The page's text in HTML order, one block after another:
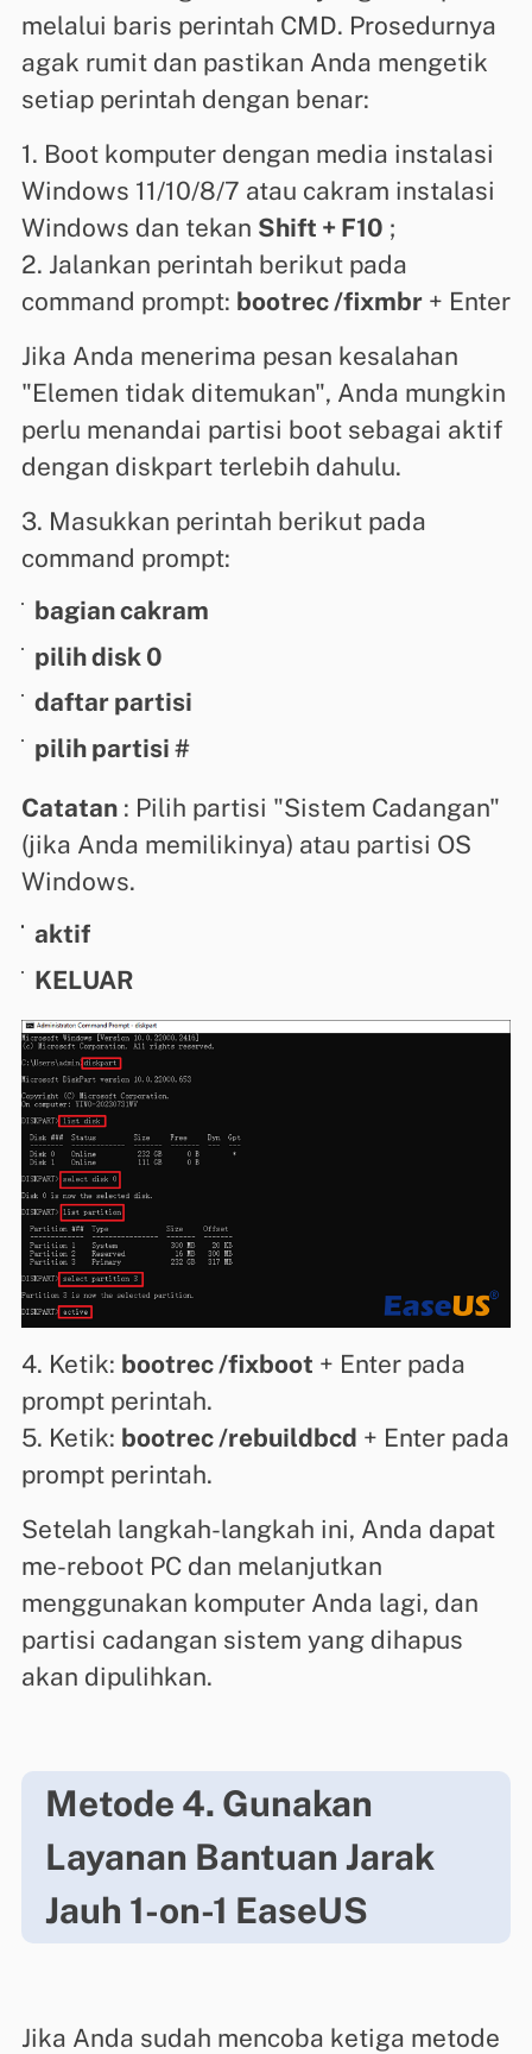
melalui baris perintah CMD. Prosedurnya
agak rumit dan pastikan Anda mengetik
setiap perintah dengan benar:
1. Boot komputer dengan media instalasi
Windows 11/10/8/7 atau cakram instalasi
Windows dan tekan Shift + F10 ;
2. Jalankan perintah berikut pada
command prompt: bootrec /fixmbr+ Enter
Jika Anda menerima pesan kesalahan
"Elemen tidak ditemukan", Anda mungkin
perlu menandai partisi boot sebagai aktif
dengan diskpart terlebih dahulu.
3. Masukkan perintah berikut pada
command prompt:
bagian cakram
pilih disk 0
daftar partisi
pilih partisi #
Catatan: Pilih partisi "Sistem Cadangan"
(jika Anda memilikinya) atau partisi OS
Windows.
aktif
KELUAR
4. Ketik: bootrec /fixboot + Enter pada
prompt perintah.
5. Ketik: bootrec /rebuildbcd + Enter pada
prompt perintah.
Setelah langkah-langkah ini, Anda dapat
me-reboot PC dan melanjutkan
menggunakan komputer Anda lagi, dan
partisi cadangan sistem yang dihapus
akan dipulihkan.
Metode 4. Gunakan
Layanan Bantuan Jarak
Jauh 1-on-1 EaseUS
Jika Anda sudah mencoba ketiga metode